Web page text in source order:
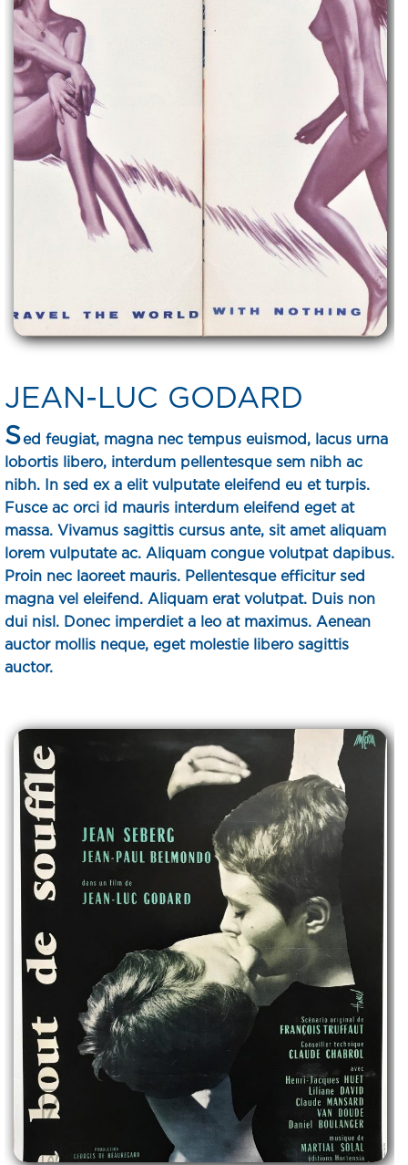
JEAN-LUC GODARD
Sed feugiat, magna nec tempus euismod, lacus urna
lobortis libero, interdum pellentesque sem nibh ac
nibh. In sed ex a elit vulputate eleifend eu et turpis.
Fusce ac orci id mauris interdum eleifend eget at
massa. Vivamus sagittis cursus ante, sit amet aliquam
lorem vulputate ac. Aliquam congue volutpat dapibus.
Proin nec laoreet mauris. Pellentesque efficitur sed
magna vel eleifend. Aliquam erat volutpat. Duis non
dui nisl. Donec imperdiet a leo at maximus. Aenean
auctor mollis neque, eget molestie libero sagittis
auctor.